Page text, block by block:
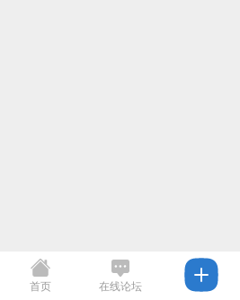
首页 在线论坛